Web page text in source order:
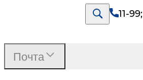
11-99;
Почта